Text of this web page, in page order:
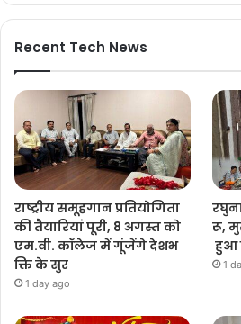
Recent Tech News
राष्ट्रीय समूहगान प्रतियोगिता
की तैयारियां पूरी, 8 अगस्त को
एम.वी. कॉलेज में गूंजेंगे देशभ
क्ति के सुर
1 day ago
रू,
हुआ
1